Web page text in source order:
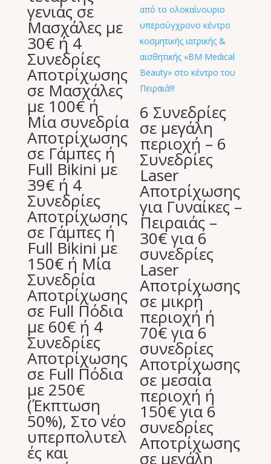
γενιάς σε
Μασχάλες με
30€ ή 4
Συνεδρίες
Αποτρίχωσης
σε Μασχάλες
με 100€ ή
Μία συνεδρία
Αποτρίχωσης
σε Γάμπες ή
Full Bikini με
39€ ή 4
Συνεδρίες
Αποτρίχωσης
σε Γάμπες ή
Full Bikini με
150€ ή Μία
Συνεδρία
Αποτρίχωσης
σε Full Πόδια
με 60€ ή 4
Συνεδρίες
Αποτρίχωσης
σε Full Πόδια
με 250€
(Έκπτωση
50%), Στο νέο
υπερπολυτελ
ές και
6 Συνεδρίες
σε μεγάλη
περιοχή – 6
Συνεδρίες
Laser
Αποτρίχωσης
για Γυναίκες –
Πειραιάς –
30€ για 6
συνεδρίες
Laser
Aποτρίχωσης
σε μικρή
περιοχή ή
70€ για 6
συνεδρίες
Aποτρίχωσης
σε μεσαία
περιοχή ή
150€ για 6
συνεδρίες
Aποτρίχωσης
σε μεγάλη